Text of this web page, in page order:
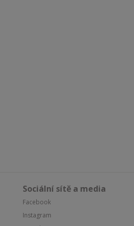
Sociální sítě a media
Facebook
Instagram